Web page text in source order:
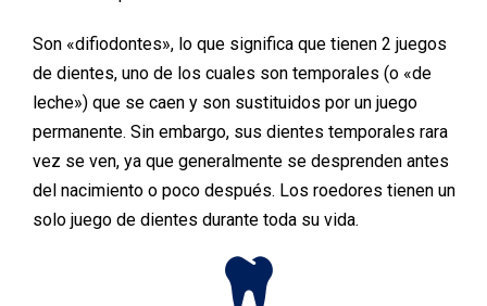
Son «difiodontes», lo que significa que tienen 2 juegos
de dientes, uno de los cuales son temporales (o «de
leche») que se caen y son sustituidos por un juego
permanente. Sin embargo, sus dientes temporales rara
vez se ven, ya que generalmente se desprenden antes
del nacimiento o poco después. Los roedores tienen un
solo juego de dientes durante toda su vida.